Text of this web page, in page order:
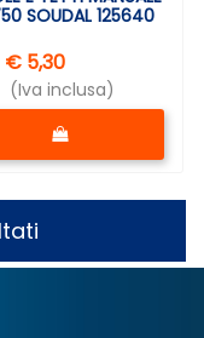
SOUDAL 125640
€ 5,30
(Iva inclusa)
Quantità